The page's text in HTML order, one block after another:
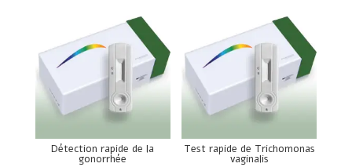
Détection rapide de la
gonorrhée
Test rapide de Trichomonas
vaginalis